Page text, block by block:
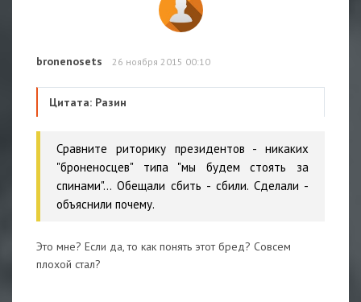
bronenosets 26 ноября 2015 00:10
Цитата: Разин
Сравните риторику президентов - никаких
"броненосцев" типа "мы будем стоять за
спинами"... Обещали сбить - сбили. Сделали -
объяснили почему.
Это мне? Если да, то как понять этот бред? Совсем
плохой стал?